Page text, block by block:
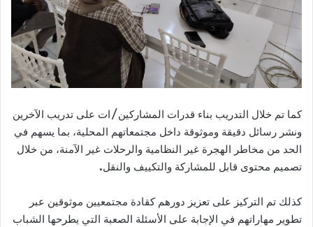
كما تم خلال التدريب بناء قدرات المشاركين/ات على تدريب الآخرين
ونشر رسائل دقيقة وموثوقة داخل مجتمعاتهم المحلية، بما يسهم في
الحد من مخاطر الهجرة غير النظامية والرحلات غير الآمنة، من خلال
تصميم محتوى قابل للمشاركة والتكييف والنقل.
كذلك تم التركيز على تعزيز دورهم كقادة مجتمعيين موثوقين عبر
تطوير مهاراتهم في الإجابة على الأسئلة الصعبة التي يطرحها الشباب